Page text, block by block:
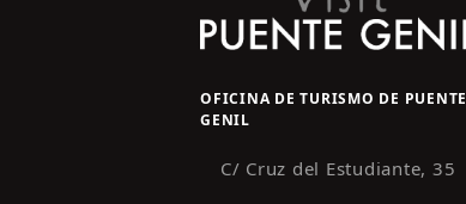
OFICINA DE TURISMO DE PUENTE
GENIL
C/ Cruz del Estudiante, 35